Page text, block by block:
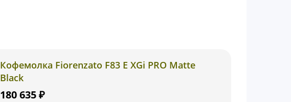
Кофемолка Fiorenzato F83 E XGi PRO Matte
Black
180 635 ₽